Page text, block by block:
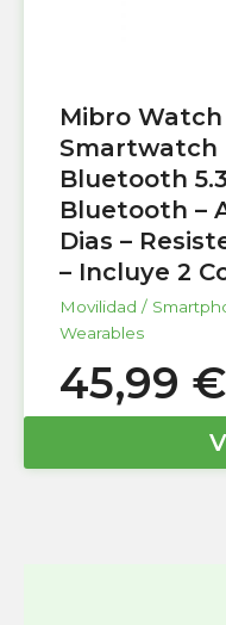
Mibro Watch
Smartwatch
Bluetooth
Bluetooth –
Dias –
– Incluye 2
Movilidad /
Wearables
45,99 €